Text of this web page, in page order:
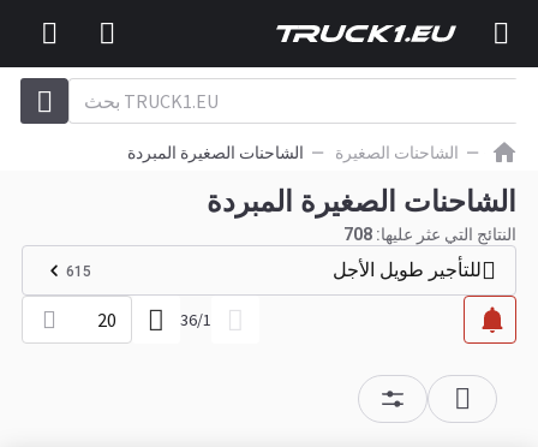
الشاحنات الصغيرة الشاحنات الصغيرة المبردة
الشاحنات الصغيرة المبردة
النتائج التي عثر عليها: 708
للتأجير طويل الأجل 615
1
/
36
20